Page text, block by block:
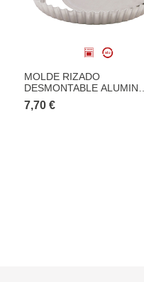
MOLDE RIZADO
DESMONTABLE ALUMINIO
Nº32
7,70 €